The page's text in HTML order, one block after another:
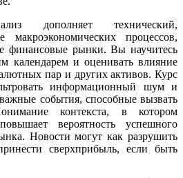
дополняет технический,
макроэкономических процессов,
финансовые рынки. Вы научитесь
календарем и оценивать влияние
пар и других активов. Курс
информационный шум и
события, способные вызвать
контекста, в котором
вероятность успешного
Новости могут как разрушить
сверхприбыль, если быть